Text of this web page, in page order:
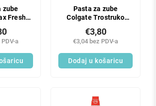
zube
Fresh
ml
a
Pasta za zube
Colgate Trostruko
€3,04 bez PDV-a
€3,80
Dodaj u košaricu